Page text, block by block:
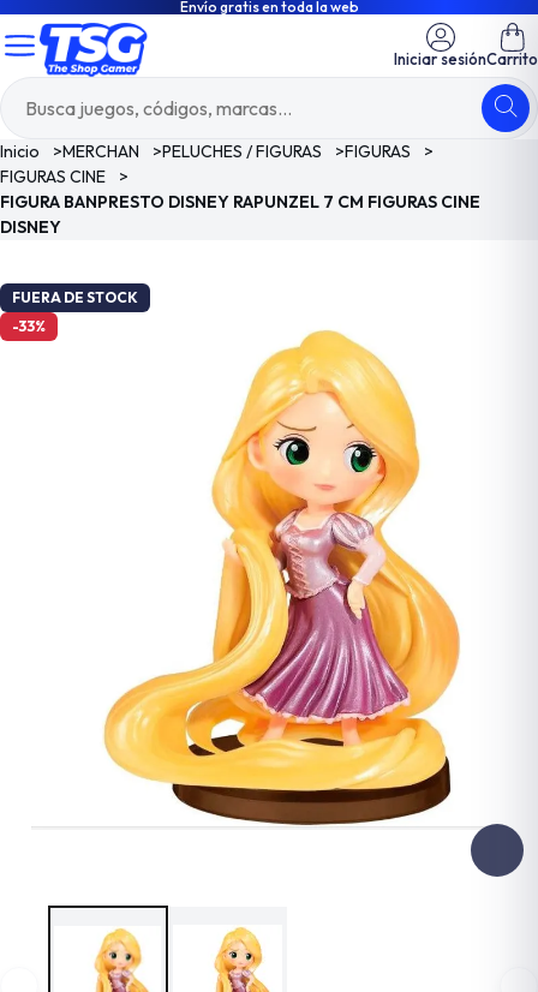
Envío gratis en toda la web
Iniciar sesiónCarrito
Inicio >MERCHAN >PELUCHES / FIGURAS >FIGURAS
>
FIGURAS CINE
>
FIGURA BANPRESTO DISNEY RAPUNZEL 7 CM FIGURAS CINE
DISNEY
FUERA DE STOCK
-33%